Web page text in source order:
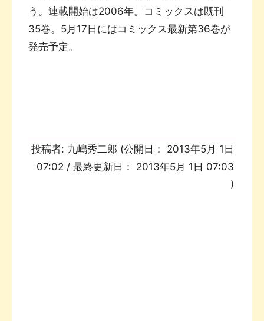
う。連載開始は2006年。コミックスは既刊
35巻。5月17日にはコミックス最新第36巻が
発売予定。
投稿者: 九嶋秀二郎 (公開日： 2013年5月 1日
07:02 / 最終更新日： 2013年5月 1日 07:03
)